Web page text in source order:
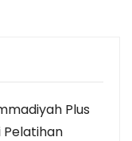
Plus